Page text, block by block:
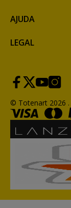
AJUDA
LEGAL
© Totenart 2026 .